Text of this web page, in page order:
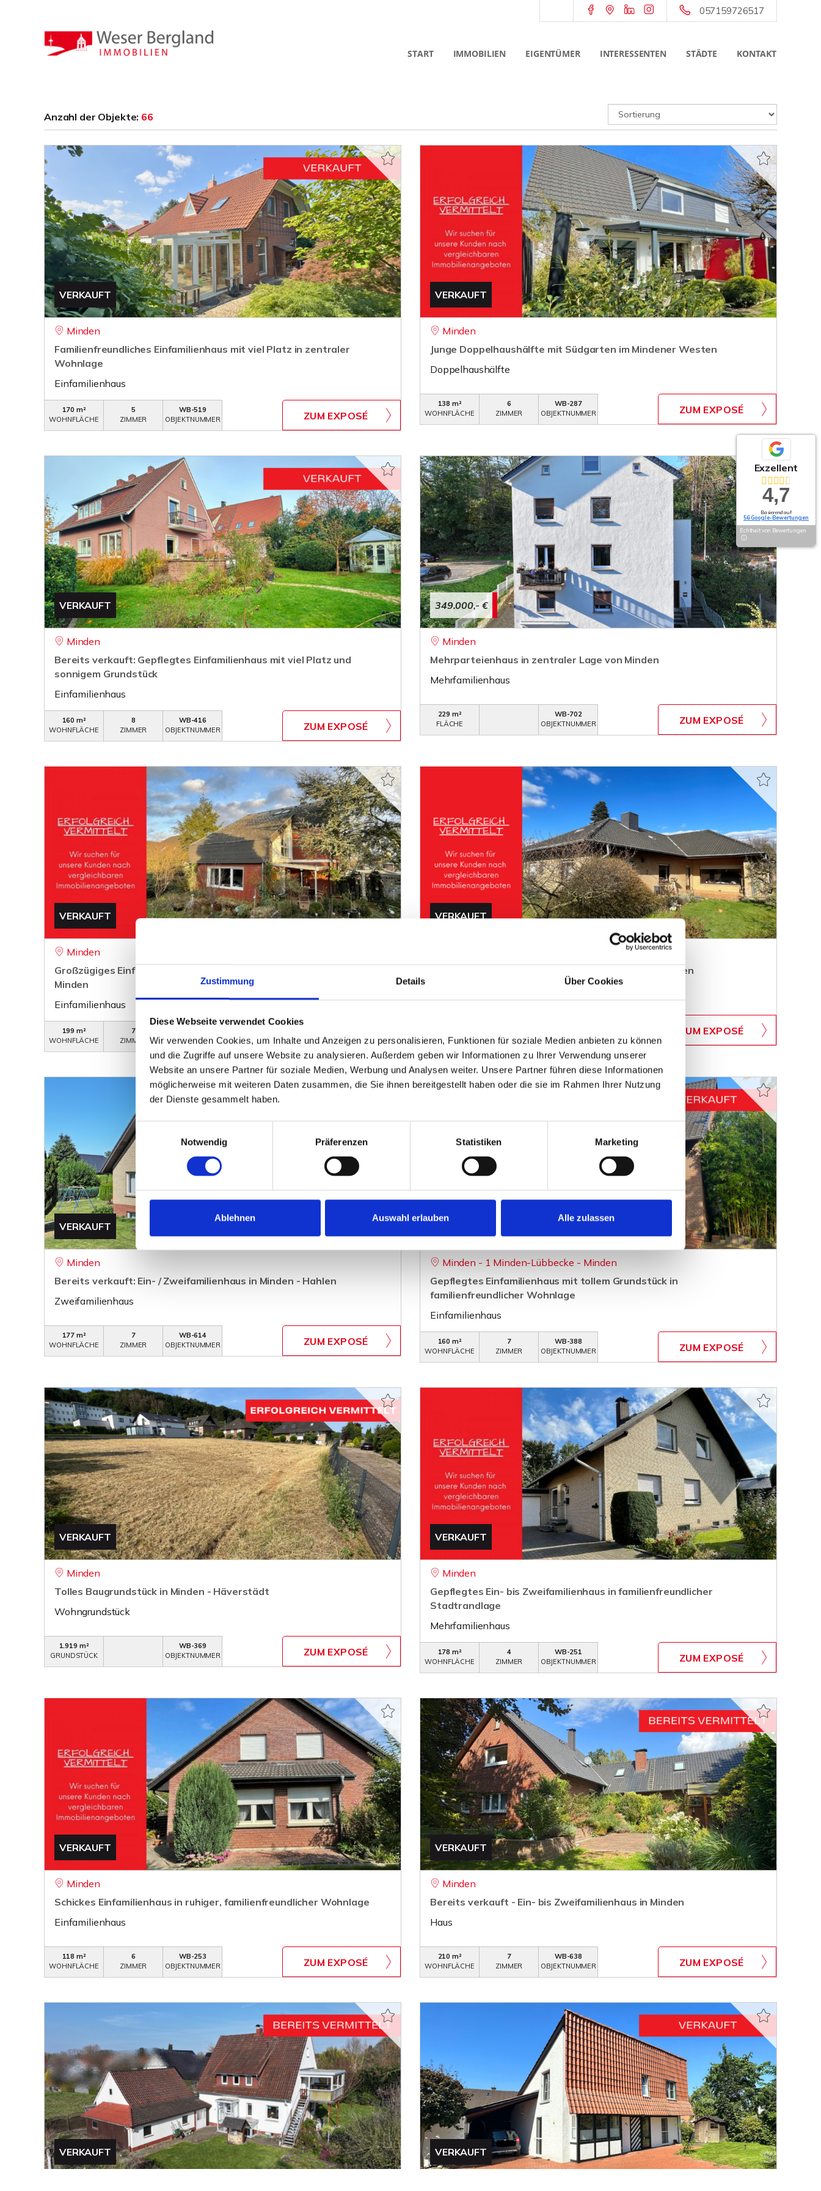
Zustimmung Details Über Cookies
Diese Webseite verwendet Cookies
Wir verwenden Cookies, um Inhalte und Anzeigen zu personalisieren, Funktionen für soziale Medien anbieten zu können
und die Zugriffe auf unsere Website zu analysieren. Außerdem geben wir Informationen zu Ihrer Verwendung unserer
Website an unsere Partner für soziale Medien, Werbung und Analysen weiter. Unsere Partner führen diese Informationen
möglicherweise mit weiteren Daten zusammen, die Sie ihnen bereitgestellt haben oder die sie im Rahmen Ihrer Nutzung
der Dienste gesammelt haben.
Einwilligungsauswahl
Notwendig
Präferenzen Statistiken Marketing
Ablehnen Auswahl erlauben Alle zulassen
057159726517
START IMMOBILIEN EIGENTÜMER INTERESSENTEN STÄDTE KONTAKT
Anzahl der Objekte: 66
VERKAUFT
Minden
Familienfreundliches Einfamilienhaus mit viel Platz in zentraler
Wohnlage
Einfamilienhaus
170 m²
WOHNFLÄCHE
5
ZIMMER
WB-519
OBJEKTNUMMER
ZUM EXPOSÉ
VERKAUFT
Minden
Junge Doppelhaushälfte mit Südgarten im Mindener Westen
Doppelhaushälfte
138 m²
WOHNFLÄCHE
6
ZIMMER
WB-287
OBJEKTNUMMER
ZUM EXPOSÉ
VERKAUFT
Minden
Bereits verkauft: Gepflegtes Einfamilienhaus mit viel Platz und
sonnigem Grundstück
Einfamilienhaus
160 m²
WOHNFLÄCHE
8
ZIMMER
WB-416
OBJEKTNUMMER
ZUM EXPOSÉ
349.000,- €
Minden
Mehrparteienhaus in zentraler Lage von Minden
Mehrfamilienhaus
229 m²
FLÄCHE
WB-702
OBJEKTNUMMER
ZUM EXPOSÉ
VERKAUFT
Minden
Großzügiges Einfamilienhaus in ruhiger, stadtnaher Wohnlage von
Minden
Einfamilienhaus
199 m²
WOHNFLÄCHE
7
ZIMMER
OBJEKTNUMMER
ZUM EXPOSÉ
VERKAUFT
Großzügiger Bungalow mit tollem Grundstück in Minden
ZUM EXPOSÉ
VERKAUFT
Minden
Bereits verkauft: Ein- / Zweifamilienhaus in Minden - Hahlen
Zweifamilienhaus
177 m²
WOHNFLÄCHE
7
ZIMMER
WB-614
OBJEKTNUMMER
ZUM EXPOSÉ
Minden - 1 Minden-Lübbecke - Minden
Gepflegtes Einfamilienhaus mit tollem Grundstück in
familienfreundlicher Wohnlage
Einfamilienhaus
160 m²
WOHNFLÄCHE
7
ZIMMER
WB-388
OBJEKTNUMMER
ZUM EXPOSÉ
VERKAUFT
Minden
Tolles Baugrundstück in Minden - Häverstädt
Wohngrundstück
1.919 m²
GRUNDSTÜCK
WB-369
OBJEKTNUMMER
ZUM EXPOSÉ
VERKAUFT
Minden
Gepflegtes Ein- bis Zweifamilienhaus in familienfreundlicher
Stadtrandlage
Mehrfamilienhaus
178 m²
WOHNFLÄCHE
4
ZIMMER
WB-251
OBJEKTNUMMER
ZUM EXPOSÉ
VERKAUFT
Minden
Schickes Einfamilienhaus in ruhiger, familienfreundlicher Wohnlage
Einfamilienhaus
118 m²
WOHNFLÄCHE
6
ZIMMER
WB-253
OBJEKTNUMMER
ZUM EXPOSÉ
VERKAUFT
Minden
Bereits verkauft - Ein- bis Zweifamilienhaus in Minden
Haus
210 m²
WOHNFLÄCHE
7
ZIMMER
WB-638
OBJEKTNUMMER
ZUM EXPOSÉ
VERKAUFT VERKAUFT
Exzellent
4,7
Basierend auf
56 Google-Bewertungen
Echtheit von Bewertungen